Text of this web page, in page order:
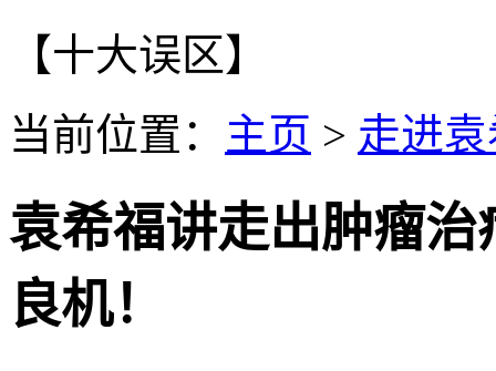
【十大误区】
当前位置： 主页 > 走进
袁希福讲走出肿瘤
良机！